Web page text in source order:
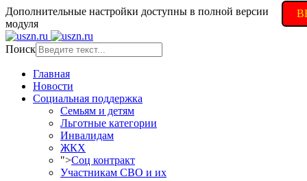
Дополнительные настройки доступны в полной версии
модуля
Поиск
Главная
Новости
Социальная поддержка
Семьям и детям
Льготные категории
Инвалидам
ЖКХ
">Соц контракт
Участникам СВО и их